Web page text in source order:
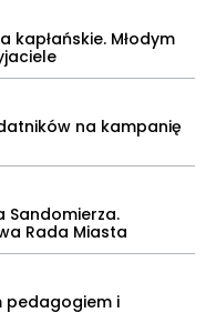
kapłańskie. Młodym
na kampanię
Sandomierza.
Rada Miasta
pedagogiem i